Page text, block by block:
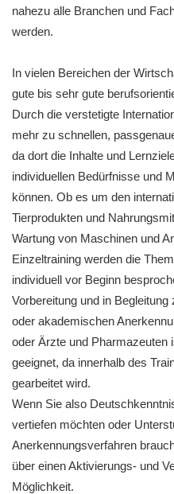
nahezu alle Branchen und
werden.
In vielen Bereichen der
gute bis sehr gute
Durch die verstetigte
mehr zu schnellen,
da dort die Inhalte und
individuellen Bedürfnisse und
können. Ob es um den
Tierprodukten und
Wartung von Maschinen und
Einzeltraining werden die
individuell vor Beginn
Vorbereitung und in
oder akademischen
oder Ärzte und Pharmazeuten
geeignet, da innerhalb des
gearbeitet wird.
Wenn Sie also
vertiefen möchten oder
Anerkennungsverfahren
über einen Aktivierungs- und
Möglichkeit.